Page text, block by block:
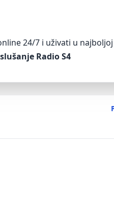
24/7 i uživati u
slušanje Radio S4